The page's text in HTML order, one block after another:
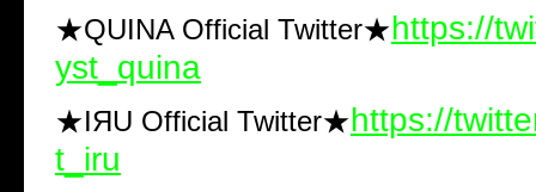
★QUINA Official Twitter★https://
yst_quina
★IЯU Official Twitter★https://
t_iru